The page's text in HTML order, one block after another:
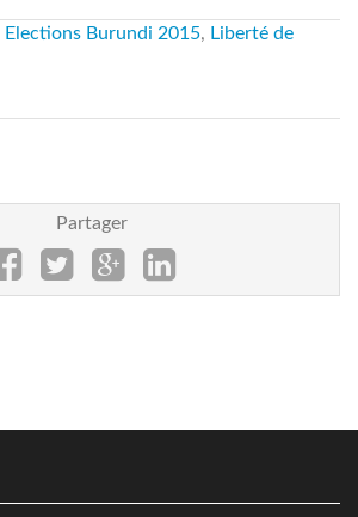
Elections Burundi 2015, Liberté de
Partager